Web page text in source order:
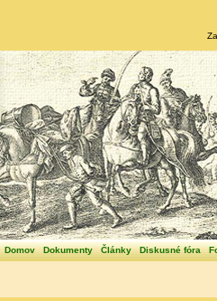
Domov Dokumenty Články Diskusné fóra